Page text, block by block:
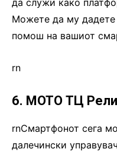
да служи како
Можете да му дадете
помош на вашиот
rn
6. МОТО ТЦ Рели
rnСмартфонот сега
далечински